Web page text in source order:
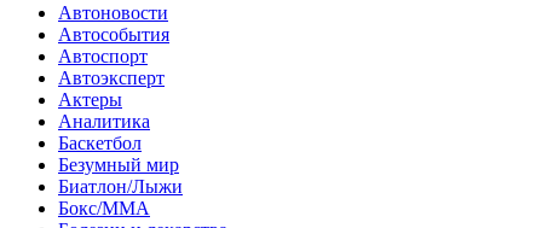
Автоновости
Автособытия
Автоспорт
Автоэксперт
Актеры
Аналитика
Баскетбол
Безумный мир
Биатлон/Лыжи
Бокс/MMA